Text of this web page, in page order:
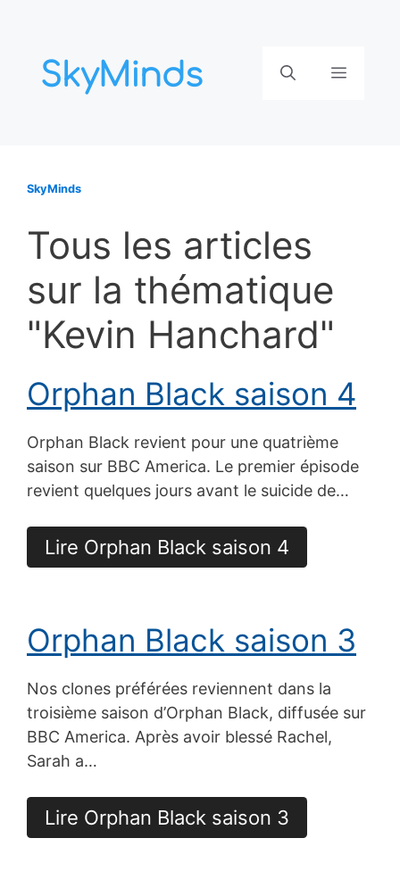
contenu
Menu
SkyMinds
Tous les articles
sur la thématique
"Kevin Hanchard"
Orphan Black saison 4
Orphan Black revient pour une quatrième
saison sur BBC America. Le premier épisode
revient quelques jours avant le suicide de…
Lire Orphan Black saison 4
Orphan Black saison 3
Nos clones préférées reviennent dans la
troisième saison d’Orphan Black, diffusée sur
BBC America. Après avoir blessé Rachel,
Sarah a…
Lire Orphan Black saison 3